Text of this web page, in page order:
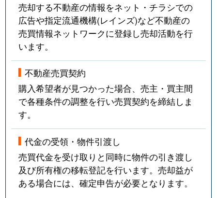
売却する不動産の情報をネット・チラシでの
広告や指定流通機構(レインズ)など不動産の
売買情報ネットワークに登録し売却活動を行
います。
不動産売買契約
購入希望者が見つかった場合、売主・買主間
で各種条件の調整を行い売買契約を締結しま
す。
代金の受領・物件引渡し
売買代金を受け取りと同時に物件の引き渡し
及び所有権の移転登記を行います。売却益が
ある場合には、確定申告が必要となります。